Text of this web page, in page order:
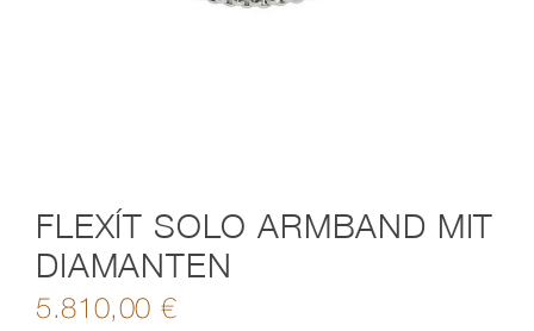
FLEXÍT SOLO ARMBAND MIT
DIAMANTEN
5.810,00 €